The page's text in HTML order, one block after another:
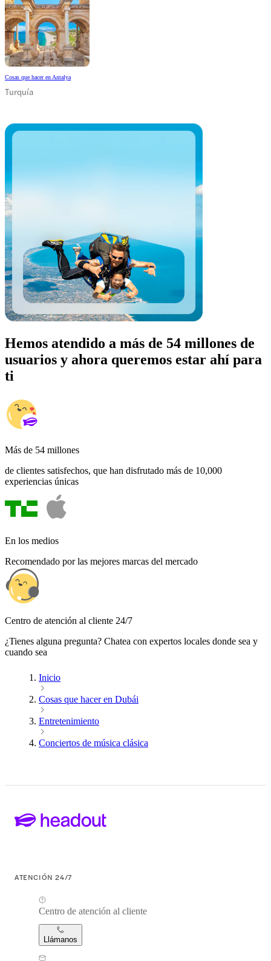
Cosas que hacer en Antalya
Turquía
Hemos atendido a más de 54 millones de
usuarios y ahora queremos estar ahí para
ti
Más de 54 millones
de clientes satisfechos, que han disfrutado más de 10,000
experiencias únicas
En los medios
Recomendado por las mejores marcas del mercado
Centro de atención al cliente 24/7
¿Tienes alguna pregunta? Chatea con expertos locales donde sea y
cuando sea
Inicio
Cosas que hacer en Dubái
Entretenimiento
Conciertos de música clásica
ATENCIÓN 24/7
Centro de atención al cliente
Llámanos